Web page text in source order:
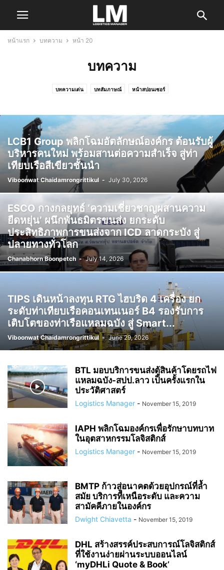
หน้าแรก บทความ หน้า 20
บทความ
บทความเด่น บทสัมภาษณ์ หน้าสปอนเซอร์
LCB1 Group พลิกโฉมอัตลักษณ์องค์กร ต้อนรับผู้
บริหารคนใหม่ พร้อมสานต่อความสำเร็จ สู่ท่า
เทียบเรือสีเขียวชั้นนำ
Viboonwat Chaidamrongrittikul - July 30, 2026
ESCO กางกลยุทธ์ ‘ความเชี่ยวชาญผสานความ
ยืดหยุ่น’ ผนึกพันธมิตรขนส่ง ยกระดับ
ประสิทธิภาพการขนส่งจาก ICD ลาดกระบัง สู่
ปลายทางทั่วโลก
Chanabhorn Boonpetch - July 14, 2026
TIPS เดินหน้าลงทุน RTG ไฮบริด 4 เครื่อง ยก
ระดับท่าเทียบเรือคอนเทนเนอร์ B4 รองรับการ
เติบโตของท่าเรือแหลมฉบัง สู่ Smart...
Viboonwat Chaidamrongrittikul - June 29, 2026
BTL มอบบริการขนส่งตู้สินค้าโดยรถไฟ
แหลมฉบัง-สปป.ลาว เป็นครั้งแรกใน
ประวัติศาสตร์
Logistics Manager - November 15, 2019
IAPH พลิกโฉมองค์กรเพื่อรักษาบทบาท
ในอุตสาหกรรมโลจิสติกส์
Logistics Manager - November 15, 2019
BMTP ก้าวสู่อนาคตด้วยอุปกรณ์ที่ล้ำ
สมัย บริการที่เหนือระดับ และความ
สามัคคีภายในองค์กร
Dwight Chiavetta - November 15, 2019
DHL สร้างสรรค์ประสบการณ์โลจิสติกส์
ที่ใช้งานง่ายผ่านระบบออนไลน์
‘myDHLi Quote & Book’